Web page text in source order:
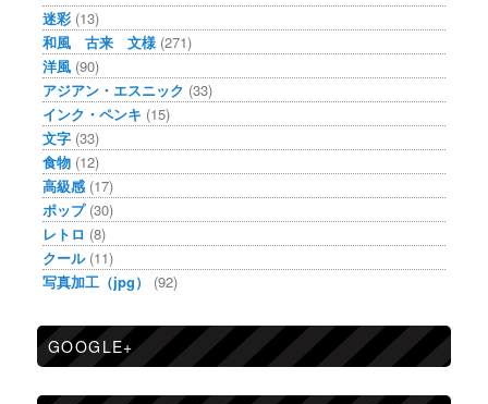
迷彩 (13)
和風 古来 文様 (271)
洋風 (90)
アジアン・エスニック (33)
インク・ペンキ (15)
文字 (33)
食物 (12)
高級感 (17)
ポップ(30)
レトロ (8)
クール(11)
写真加工（jpg）
(92)
GOOGLE+